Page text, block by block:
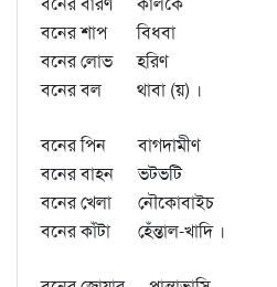
বনের শাপ
বিধবা
বনের লোভ হরিণ
বনের বল
থাবা (য়) ।
বনের পিন
বাগদামীণ
বনের বাহন ভটভটি
বনের খেলা
নৌকোবাইচ
বনের কাঁটা
হেঁন্তাল-খাদি ।